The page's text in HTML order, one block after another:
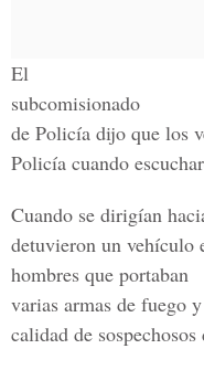
El
subcomisionado
de Policía dijo que los
Policía cuando
Cuando se dirigían
detuvieron un vehículo
hombres que portaban
varias armas de fuego
calidad de sospechosos